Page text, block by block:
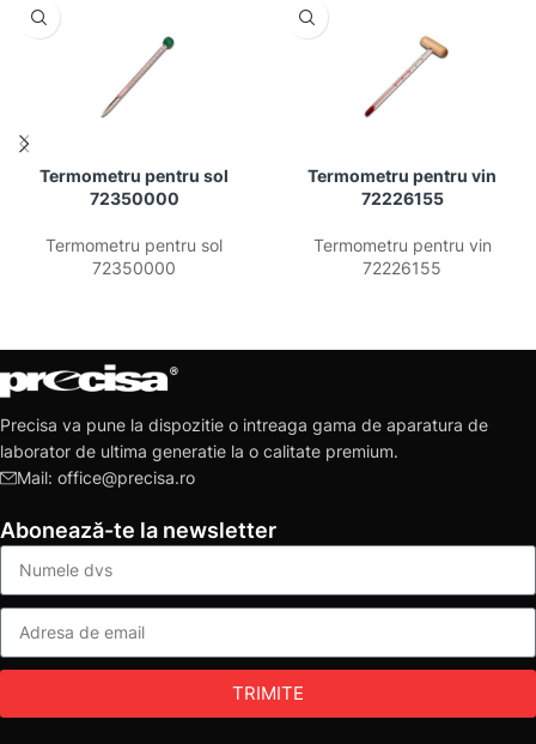
Termometru pentru sol
72350000
Termometru pentru sol
72350000
Termometru pentru vin
72226155
Termometru pentru vin
72226155
Precisa va pune la dispozitie o intreaga gama de aparatura de
laborator de ultima generatie la o calitate premium.
Mail: office@precisa.ro
Abonează-te la newsletter
TRIMITE